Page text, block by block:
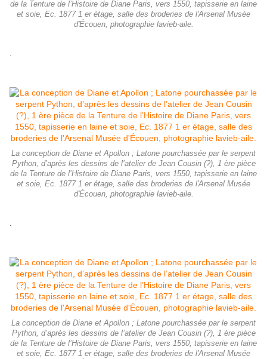
de la Tenture de l’Histoire de Diane Paris, vers 1550, tapisserie en laine
et soie, Ec. 1877 1 er étage, salle des broderies de l'Arsenal Musée
d'Écouen, photographie lavieb-aile.
La conception de Diane et Apollon ; Latone pourchassée par le serpent
Python, d’après les dessins de l’atelier de Jean Cousin (?), 1 ère pièce
de la Tenture de l’Histoire de Diane Paris, vers 1550, tapisserie en laine
et soie, Ec. 1877 1 er étage, salle des broderies de l'Arsenal Musée
d'Écouen, photographie lavieb-aile.
La conception de Diane et Apollon ; Latone pourchassée par le serpent
Python, d’après les dessins de l’atelier de Jean Cousin (?), 1 ère pièce
de la Tenture de l’Histoire de Diane Paris, vers 1550, tapisserie en laine
et soie, Ec. 1877 1 er étage, salle des broderies de l'Arsenal Musée